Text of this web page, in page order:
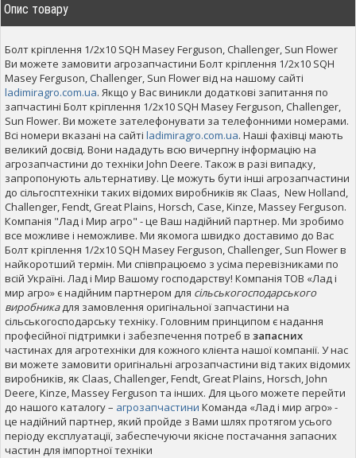
Опис товару
Болт кріплення 1/2x10 SQH Masey Ferguson, Challenger, Sun Flower
Ви можете замовити агрозапчастини Болт кріплення 1/2x10 SQH
Masey Ferguson, Challenger, Sun Flower від на нашому сайті
ladimiragro.com.ua. Якщо у Вас виникли додаткові запитання по
запчастині Болт кріплення 1/2x10 SQH Masey Ferguson, Challenger,
Sun Flower. Ви можете зателефонувати за телефонними номерами.
Всі номери вказані на сайті ladimiragro.com.ua. Наші фахівці мають
великий досвід. Вони нададуть всю вичерпну інформацію на
агрозапчастини до техніки John Deere. Також в разі випадку,
запропонують альтернативу. Це можуть бути інші агрозапчастини
до сільгосптехніки таких відомих виробників як Claas, New Holland,
Challenger, Fendt, Great Plains, Horsch, Case, Kinze, Massey Ferguson.
Компанія "Лад і Мир агро" - це Ваш надійний партнер. Ми зробимо
все можливе і неможливе. Ми якомога швидко доставимо до Вас
Болт кріплення 1/2x10 SQH Masey Ferguson, Challenger, Sun Flower в
найкоротший термін. Ми співпрацюємо з усіма перевізниками по
всій Україні. Лад і Мир Вашому господарству! Компанія ТОВ «Лад і
мир агро» є надійним партнером для сільськогосподарського
виробникадля замовлення оригінальної запчастини на
сільськогосподарську техніку. Головним принципом є надання
професійної підтримки і забезпечення потреб в запасних
частинах для агротехніки для кожного клієнта нашої компанії. У нас
ви можете замовити оригінальні агрозапчастини від таких відомих
виробників, як Claas, Challenger, Fendt, Great Plains, Horsch, John
Deere, Kinze, Massey Ferguson та інших. Для цього можете перейти
до нашого каталогу – агрозапчастини Команда «Лад і мир агро» -
це надійний партнер, який пройде з Вами шлях протягом усього
періоду експлуатації, забеспечуючи якісне постачання запасних
частин для імпортної техніки